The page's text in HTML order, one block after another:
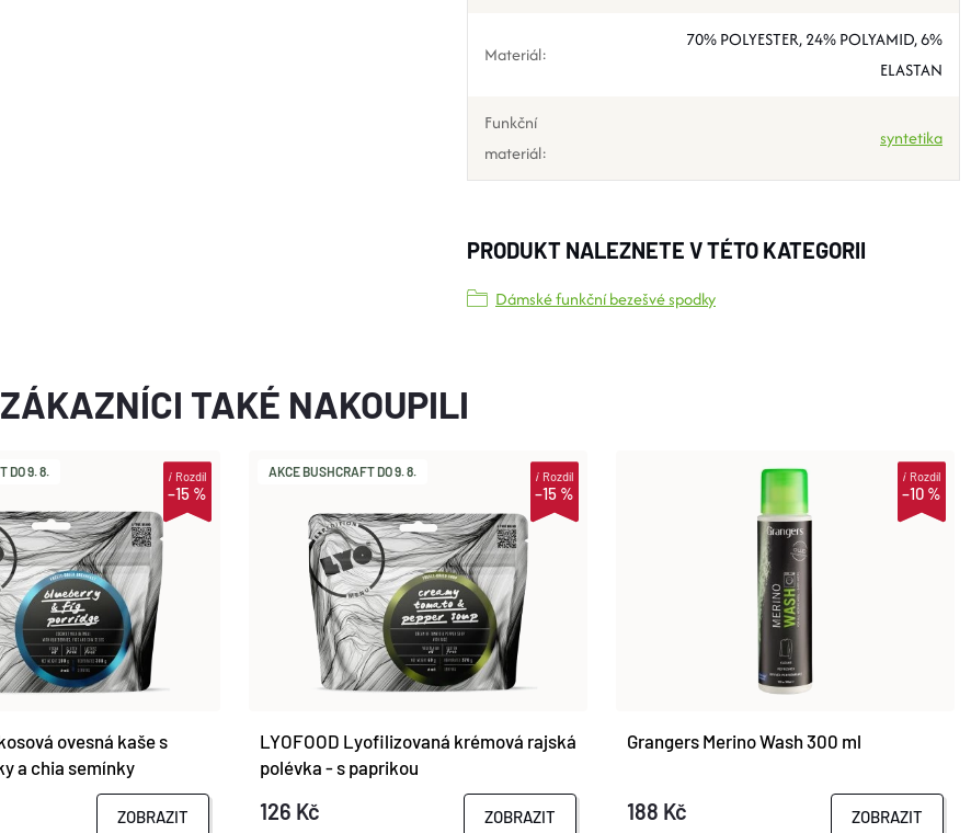
Materiál:
70% POLYESTER, 24% POLYAMID, 6%
ELASTAN
Funkční
materiál:
syntetika
PRODUKT NALEZNETE V TÉTO KATEGORII
Dámské funkční bezešvé spodky
ZÁKAZNÍCI TAKÉ NAKOUPILI
DO 9. 8.
–15 %
iRozdíl
ovesná kaše s
a chia semínky
ZOBRAZIT
AKCE BUSHCRAFT DO 9. 8.
–15 %
iRozdíl
LYOFOOD Lyofilizovaná krémová rajská
polévka - s paprikou
126 Kč ZOBRAZIT
–10 %
iRozdíl
Grangers Merino Wash 300 ml
188 Kč ZOBRAZIT